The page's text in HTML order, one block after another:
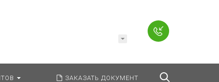
ЗАКАЗАТЬ ДОКУМЕНТ